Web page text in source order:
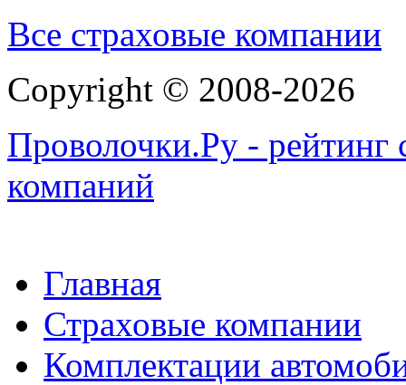
Все страховые компании
Copyright © 2008-2026
Проволочки.Ру - рейтинг
компаний
Главная
Страховые компании
Комплектации